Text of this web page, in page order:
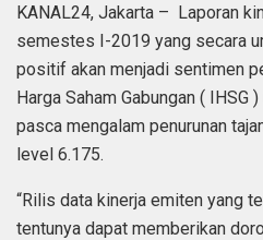
KANAL24, Jakarta – Laporan
semestes I-2019 yang secara
positif akan menjadi sentimen
Harga Saham Gabungan ( IHSG
pasca mengalam penurunan
level 6.175.
“Rilis data kinerja emiten yang
tentunya dapat memberikan